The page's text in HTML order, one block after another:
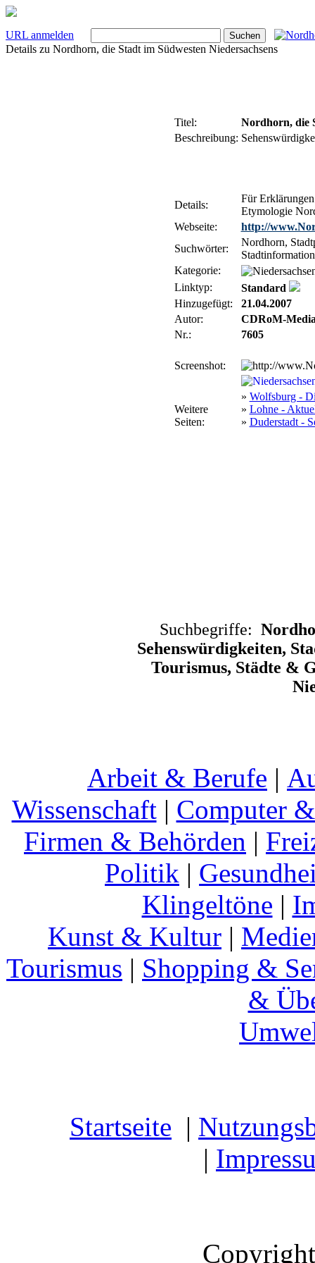
URL anmelden
Details zu Nordhorn, die Stadt im Südwesten Niedersachsens
Titel:
Nordhorn, die
Beschreibung:
Details:
Für
Etymologie
Webseite:
http://
Suchwörter:
Nordhorn,
Kategorie:
Linktyp:
Standard
Hinzugefügt:
21.04.2007
Autor:
CDRoM-
Nr.:
7605
Screenshot:
Weitere
Seiten:
» Wolfsburg -
» Lohne -
» Duderstadt -
Suchbegriffe:
Sehenswürdigkeiten,
Tourismus, Städte &
Arbeit & Berufe |
Wissenschaft| Computer
Firmen & Behörden |
Politik |
Klingeltöne |
Kunst & Kultur |
Tourismus | Shopping &
&
Startseite |
|